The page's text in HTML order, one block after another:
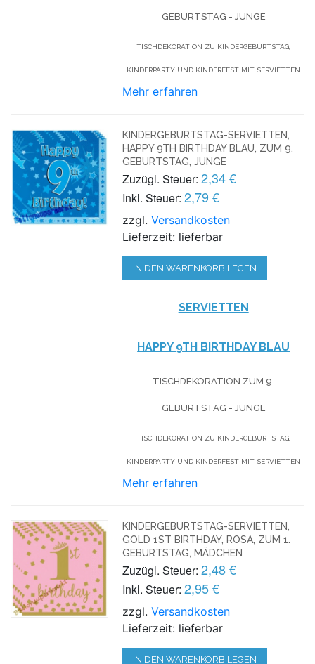
GEBURTSTAG - JUNGE
TISCHDEKORATION ZU KINDERGEBURTSTAG,
KINDERPARTY UND KINDERFEST MIT SERVIETTEN
Mehr erfahren
KINDERGEBURTSTAG-SERVIETTEN,
HAPPY 9TH BIRTHDAY BLAU, ZUM 9.
GEBURTSTAG, JUNGE
Zuzügl. Steuer: 2,34 €
Inkl. Steuer: 2,79 €
zzgl.Versandkosten
Lieferzeit: lieferbar
IN DEN WARENKORB LEGEN
SERVIETTEN
HAPPY 9TH BIRTHDAY BLAU
TISCHDEKORATION ZUM 9.
GEBURTSTAG - JUNGE
TISCHDEKORATION ZU KINDERGEBURTSTAG,
KINDERPARTY UND KINDERFEST MIT SERVIETTEN
Mehr erfahren
KINDERGEBURTSTAG-SERVIETTEN,
GOLD 1ST BIRTHDAY, ROSA, ZUM 1.
GEBURTSTAG, MÄDCHEN
Zuzügl. Steuer: 2,48 €
Inkl. Steuer: 2,95 €
zzgl.Versandkosten
Lieferzeit: lieferbar
IN DEN WARENKORB LEGEN